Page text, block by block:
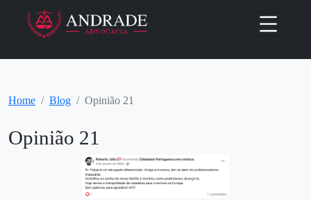
Home Blog Opinião 21
Opinião 21